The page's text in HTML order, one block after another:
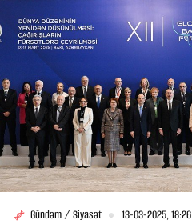
Gündəm / Siyasət 13-03-2025, 18:26